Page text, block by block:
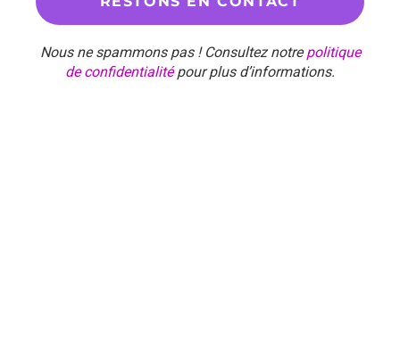
Nous ne spammons pas ! Consultez notrepolitique
de confidentialitépour plus d’informations.